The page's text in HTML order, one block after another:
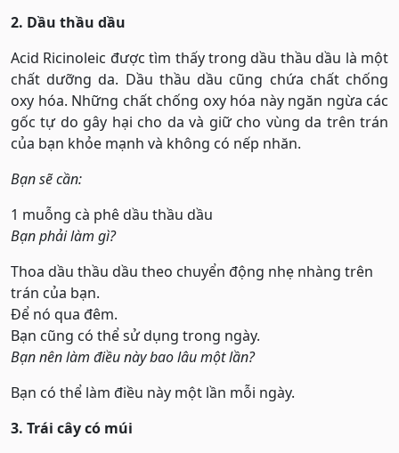
2. Dầu thầu dầu
Acid Ricinoleic được tìm thấy trong dầu thầu dầu là một
chất dưỡng da. Dầu thầu dầu cũng chứa chất chống
oxy hóa. Những chất chống oxy hóa này ngăn ngừa các
gốc tự do gây hại cho da và giữ cho vùng da trên trán
của bạn khỏe mạnh và không có nếp nhăn.
Bạn sẽ cần:
1 muỗng cà phê dầu thầu dầu
Bạn phải làm gì?
Thoa dầu thầu dầu theo chuyển động nhẹ nhàng trên
trán của bạn.
Để nó qua đêm.
Bạn cũng có thể sử dụng trong ngày.
Bạn nên làm điều này bao lâu một lần?
Bạn có thể làm điều này một lần mỗi ngày.
3. Trái cây có múi